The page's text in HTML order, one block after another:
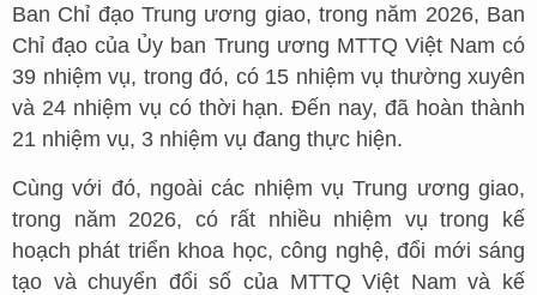
Ban Chỉ đạo Trung ương giao, trong năm 2026, Ban
Chỉ đạo của Ủy ban Trung ương MTTQ Việt Nam có
39 nhiệm vụ, trong đó, có 15 nhiệm vụ thường xuyên
và 24 nhiệm vụ có thời hạn. Đến nay, đã hoàn thành
21 nhiệm vụ, 3 nhiệm vụ đang thực hiện.
Cùng với đó, ngoài các nhiệm vụ Trung ương giao,
trong năm 2026, có rất nhiều nhiệm vụ trong kế
hoạch phát triển khoa học, công nghệ, đổi mới sáng
tạo và chuyển đổi số của MTTQ Việt Nam và kế